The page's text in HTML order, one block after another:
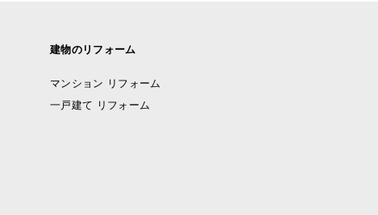
建物のリフォーム
マンション リフォーム
一戸建て リフォーム